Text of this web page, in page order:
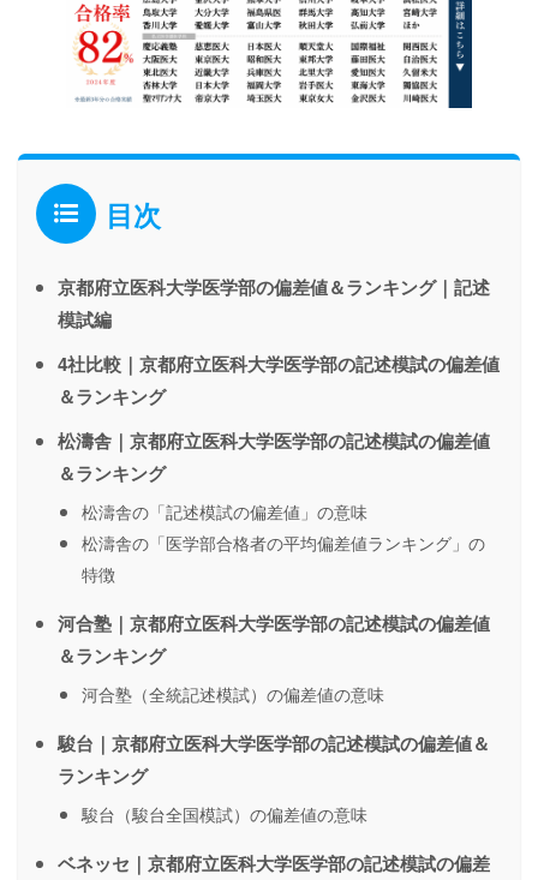
目次
京都府立医科大学医学部の偏差値＆ランキング｜記述
模試編
4社比較｜京都府立医科大学医学部の記述模試の偏差値
＆ランキング
松濤舎｜京都府立医科大学医学部の記述模試の偏差値
＆ランキング
松濤舎の「記述模試の偏差値」の意味
松濤舎の「医学部合格者の平均偏差値ランキング」の
特徴
河合塾｜京都府立医科大学医学部の記述模試の偏差値
＆ランキング
河合塾（全統記述模試）の偏差値の意味
駿台｜京都府立医科大学医学部の記述模試の偏差値＆
ランキング
駿台（駿台全国模試）の偏差値の意味
ベネッセ｜京都府立医科大学医学部の記述模試の偏差